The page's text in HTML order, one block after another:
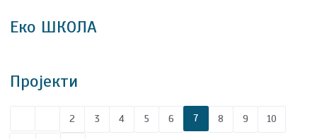
Еко ШКОЛА
Пројекти
2 3 4 5 6 7 8 9 10